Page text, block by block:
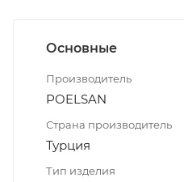
Основные
Производитель
POELSAN
Страна производитель
Турция
Тип изделия